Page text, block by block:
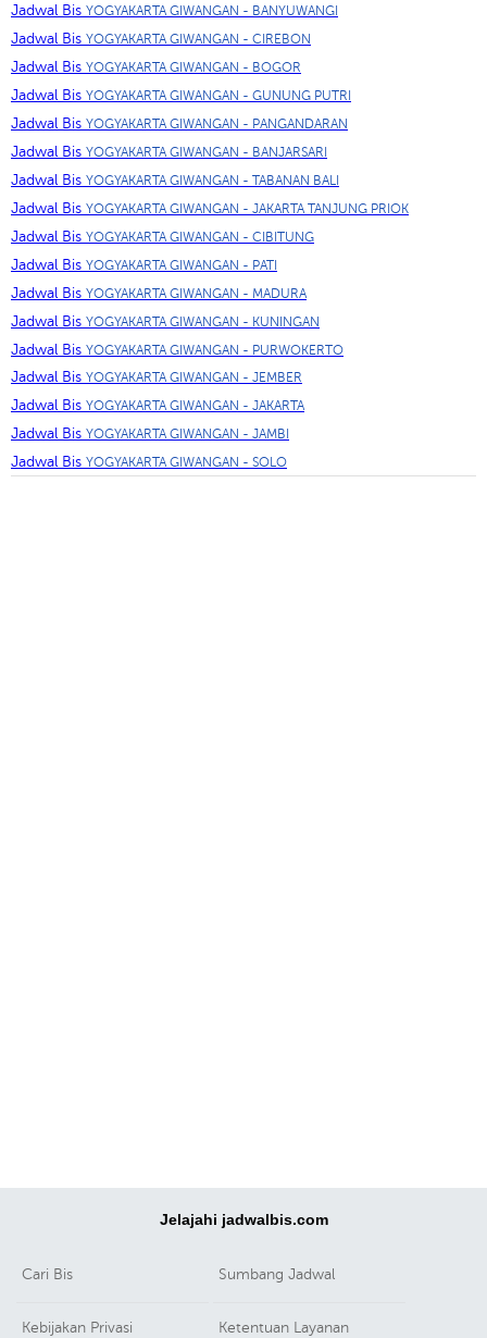
Jadwal Bis YOGYAKARTA GIWANGAN - BANYUWANGI
Jadwal Bis YOGYAKARTA GIWANGAN - CIREBON
Jadwal Bis YOGYAKARTA GIWANGAN - BOGOR
Jadwal Bis YOGYAKARTA GIWANGAN - GUNUNG PUTRI
Jadwal Bis YOGYAKARTA GIWANGAN - PANGANDARAN
Jadwal Bis YOGYAKARTA GIWANGAN - BANJARSARI
Jadwal Bis YOGYAKARTA GIWANGAN - TABANAN BALI
Jadwal Bis YOGYAKARTA GIWANGAN - JAKARTA TANJUNG PRIOK
Jadwal Bis YOGYAKARTA GIWANGAN - CIBITUNG
Jadwal Bis YOGYAKARTA GIWANGAN - PATI
Jadwal Bis YOGYAKARTA GIWANGAN - MADURA
Jadwal Bis YOGYAKARTA GIWANGAN - KUNINGAN
Jadwal Bis YOGYAKARTA GIWANGAN - PURWOKERTO
Jadwal Bis YOGYAKARTA GIWANGAN - JEMBER
Jadwal Bis YOGYAKARTA GIWANGAN - JAKARTA
Jadwal Bis YOGYAKARTA GIWANGAN - JAMBI
Jadwal Bis YOGYAKARTA GIWANGAN - SOLO
Jelajahi jadwalbis.com
Cari Bis Sumbang Jadwal
Kebijakan Privasi Ketentuan Layanan